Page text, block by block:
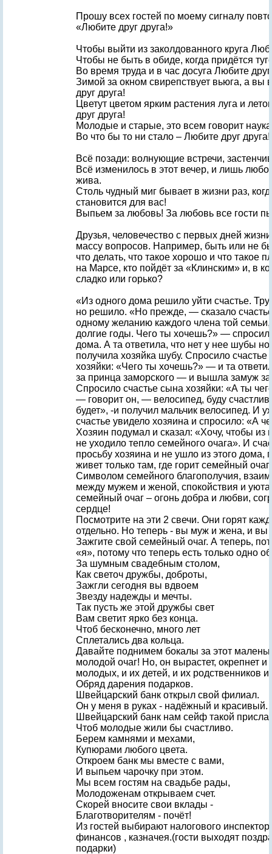
Прошу всех гостей по моему сигналу
«Любите друг друга!»
Чтобы выйти из заколдованного круга
Чтобы не быть в обиде, когда придётся
Во время труда и в час досуга Любите друг
Зимой за окном свирепствует вьюга, а вы
друг друга!
Цветут цветом ярким растения луга и
друг друга!
Молодые и старые, это всем говорит
Во что бы то ни стало – Любите друг
Всё позади: волнующие встречи,
Всё изменилось в этот вечер, и лишь
жива.
Столь чудный миг бывает в жизни раз,
становится для вас!
Выпьем за любовь! За любовь все гости
Друзья, человечество с первых дней
массу вопросов. Например, быть или не
что делать, что такое хорошо и что такое
на Марсе, кто пойдёт за «Клинским» и, в
сладко или горько?
«Из одного дома решило уйти счастье.
но решило. «Но прежде, — сказало
одному желанию каждого члена той
долгие годы. Чего ты хочешь?» —
дома. А та ответила, что нет у нее шубы
получила хозяйка шубу. Спросило счастье
хозяйки: «Чего ты хочешь?» — и та
за принца заморского — и вышла замуж за
Спросило счастье сына хозяйки: «А ты
— говорит он, — велосипед, буду
будет», -и получил мальчик велосипед. И
счастье увидело хозяина и спросило: «А
Хозяин подумал и сказал: «Хочу, чтобы из
не уходило тепло семейного очага». И
просьбу хозяина и не ушло из этого дома,
живет только там, где горит семейный
Символом семейного благополучия,
между мужем и женой, спокойствия и
семейный очаг – огонь добра и любви,
сердце!
Посмотрите на эти 2 свечи. Они горят
отдельно. Но теперь - вы муж и жена, и вы
Зажгите свой семейный очаг. А теперь,
«я», потому что теперь есть только одно
За шумным свадебным столом,
Как светоч дружбы, доброты,
Зажгли сегодня вы вдвоем
Звезду надежды и мечты.
Так пусть же этой дружбы свет
Вам светит ярко без конца.
Чтоб бесконечно, много лет
Сплетались два кольца.
Давайте поднимем бокалы за этот
молодой очаг! Но, он вырастет, окрепнет и
молодых, и их детей, и их родственников и
Обряд дарения подарков.
Швейцарский банк открыл свой филиал.
Он у меня в руках - надёжный и красивый.
Швейцарский банк нам сейф такой
Чтоб молодые жили бы счастливо.
Берем камнями и мехами,
Купюрами любого цвета.
Откроем банк мы вместе с вами,
И выпьем чарочку при этом.
Мы всем гостям на свадьбе рады,
Молодоженам открываем счет.
Скорей вносите свои вклады -
Благотворителям - почёт!
Из гостей выбирают налогового
финансов , казначея.(гости выходят
подарки)